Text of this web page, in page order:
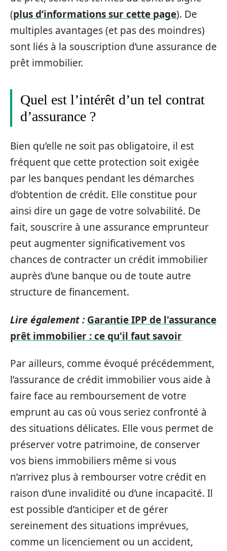
(plus d’informations sur cette page). De
multiples avantages (et pas des moindres)
sont liés à la souscription d’une assurance de
prêt immobilier.
Quel est l’intérêt d’un tel contrat
d’assurance ?
Bien qu’elle ne soit pas obligatoire, il est
fréquent que cette protection soit exigée
par les banques pendant les démarches
d’obtention de crédit. Elle constitue pour
ainsi dire un gage de votre solvabilité. De
fait, souscrire à une assurance emprunteur
peut augmenter significativement vos
chances de contracter un crédit immobilier
auprès d’une banque ou de toute autre
structure de financement.
Lire également : Garantie IPP de l'assurance
prêt immobilier : ce qu'il faut savoir
Par ailleurs, comme évoqué précédemment,
l’assurance de crédit immobilier vous aide à
faire face au remboursement de votre
emprunt au cas où vous seriez confronté à
des situations délicates. Elle vous permet de
préserver votre patrimoine, de conserver
vos biens immobiliers même si vous
n’arrivez plus à rembourser votre crédit en
raison d’une invalidité ou d’une incapacité. Il
est possible d’anticiper et de gérer
sereinement des situations imprévues,
comme un licenciement ou un accident,